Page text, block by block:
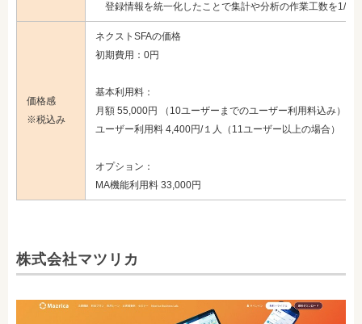
登録情報を統一化したことで集計や分析の作業工数を1/2
価格感
※税込み
ネクストSFAの価格
初期費用：0円
基本利用料：
月額 55,000円 （10ユーザーまでのユーザー利用料込み）
ユーザー利用料 4,400円/１人（11ユーザー以上の場合）
オプション：
MA機能利用料 33,000円
株式会社マツリカ